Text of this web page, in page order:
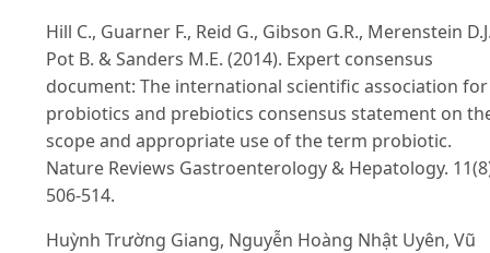
Hill C., Guarner F., Reid G., Gibson G.R., Merenstein
Pot B. & Sanders M.E. (2014). Expert consensus
document: The international scientific association for
probiotics and prebiotics consensus statement on
scope and appropriate use of the term probiotic.
Nature Reviews Gastroenterology & Hepatology.
506-514.
Huỳnh Trường Giang, Nguyễn Hoàng Nhật Uyên, Vũ